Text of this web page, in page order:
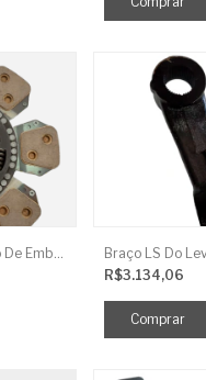
R$3.134,06